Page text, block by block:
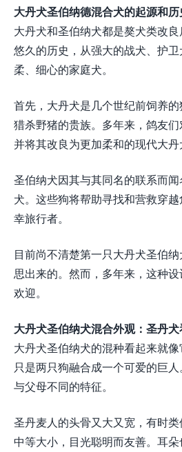
大丹犬圣伯纳德混合犬的起源和
大丹犬和圣伯纳犬都是獒犬类改
悠久的历史，从强大的战犬、护
柔、细心的家庭犬。
首先，大丹犬是几个世纪前饲养
猎杀野猪的贵族。多年来，鸽友们
并将其改良为更加柔和的现代大丹
圣伯纳犬因其与其同名的联系而
犬。这些狗将帮助寻找和营救穿
幸旅行者。
目前尚不清楚第一只大丹犬圣伯
思出来的。然而，多年来，这种
欢迎。
大丹犬圣伯纳犬混合外观：圣丹
大丹犬圣伯纳犬的混种看起来就
只是两只狗融合成一个可爱的巨
与父母不同的特征。
圣丹麦人的头骨又大又宽，有时
中等大小，目光聪明而友善。耳